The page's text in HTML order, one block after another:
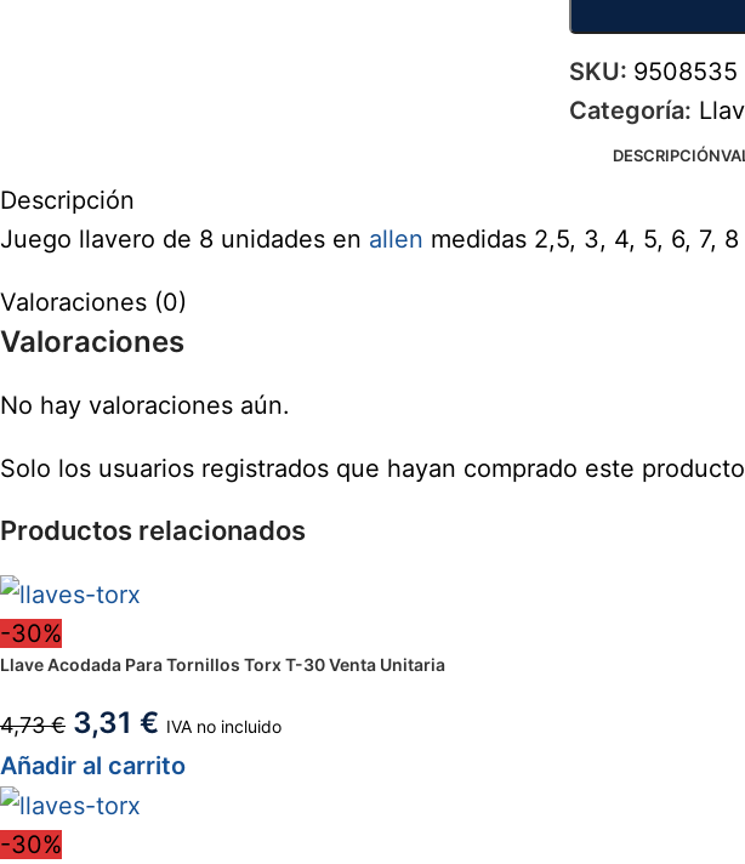
SKU: 9508535
Categoría:
DESCRIPCIÓN
Descripción
Juego llavero de 8 unidades en allen medidas 2,5, 3, 4, 5, 6, 7, 8
Valoraciones (0)
Valoraciones
No hay valoraciones aún.
Solo los usuarios registrados que hayan comprado este
Productos relacionados
-30%
Llave Acodada Para Tornillos Torx T-30 Venta Unitaria
4,73€ 3,31 € IVA no incluido
Añadir al carrito
-30%